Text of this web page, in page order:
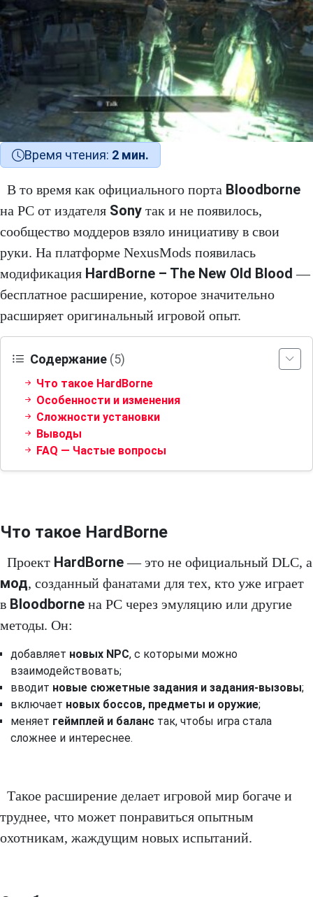
Время чтения: 2 мин.
В то время как официального порта Bloodborne
на PC от издателя Sony так и не появилось,
сообщество моддеров взяло инициативу в свои
руки. На платформе NexusMods появилась
модификация HardBorne – The New Old Blood —
бесплатное расширение, которое значительно
расширяет оригинальный игровой опыт.
Содержание (5)
Что такое HardBorne
Особенности и изменения
Сложности установки
Выводы
FAQ — Частые вопросы
Что такое HardBorne
Проект HardBorne— это не официальный DLC, а
мод, созданный фанатами для тех, кто уже играет
в Bloodborne на PC через эмуляцию или другие
методы. Он:
добавляет новых NPC, с которыми можно
взаимодействовать;
вводит новые сюжетные задания и задания‑вызовы;
включает новых боссов, предметы и оружие;
меняет геймплей и баланс так, чтобы игра стала
сложнее и интереснее.
Такое расширение делает игровой мир богаче и
труднее, что может понравиться опытным
охотникам, жаждущим новых испытаний.